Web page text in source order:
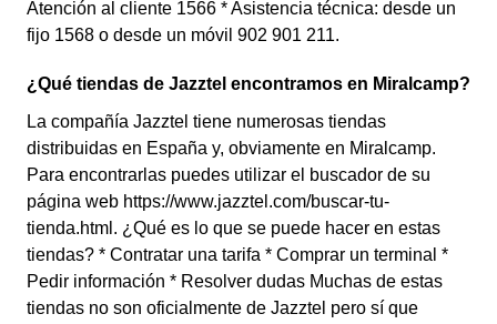
Atención al cliente 1566 * Asistencia técnica: desde un
fijo 1568 o desde un móvil 902 901 211.
¿Qué tiendas de Jazztel encontramos en Miralcamp?
La compañía Jazztel tiene numerosas tiendas
distribuidas en España y, obviamente en Miralcamp.
Para encontrarlas puedes utilizar el buscador de su
página web https://www.jazztel.com/buscar-tu-
tienda.html. ¿Qué es lo que se puede hacer en estas
tiendas? * Contratar una tarifa * Comprar un terminal *
Pedir información * Resolver dudas Muchas de estas
tiendas no son oficialmente de Jazztel pero sí que